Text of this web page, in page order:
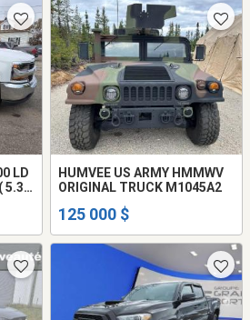
LD
5.3
HUMVEE US ARMY HMMWV
ORIGINAL TRUCK M1045A2
125 000 $